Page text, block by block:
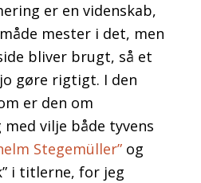
er en videnskab,
mester i det, men
bliver brugt, så et
gøre rigtigt. I den
er den om
vilje både tyvens
Stegemüller”og
i titlerne, for jeg